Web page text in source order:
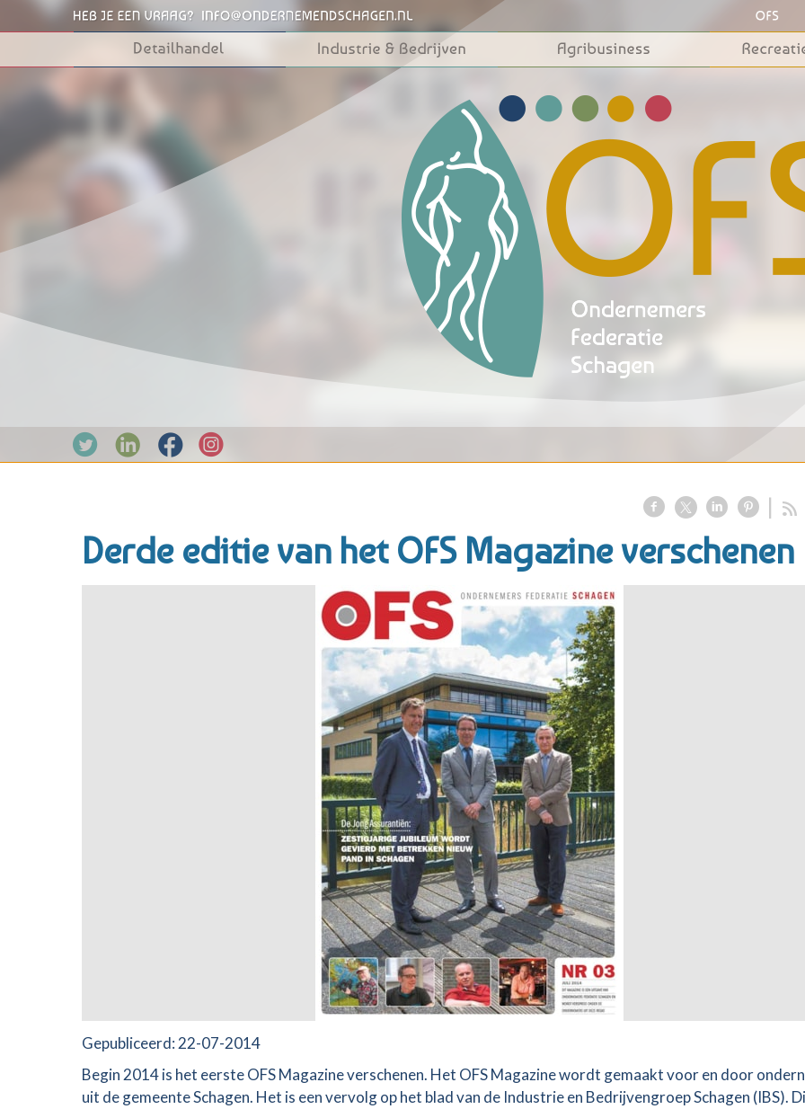
Derde editie van het OFS Magazine verschenen
Gepubliceerd: 22-07-2014
Begin 2014 is het eerste OFS Magazine verschenen. Het OFS Magazine wordt gemaakt voor en door
uit de gemeente Schagen. Het is een vervolg op het blad van de Industrie en Bedrijvengroep Schagen (IBS).